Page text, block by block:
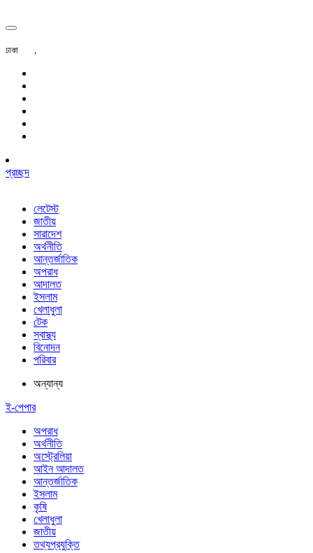
ঢাকা ,
প্রচ্ছদ
লেটেস্ট
জাতীয়
সারাদেশ
অর্থনীতি
আন্তর্জাতিক
অপরাধ
আদালত
ইসলাম
খেলাধুলা
টেক
স্বাস্থ্য
বিনোদন
পরিবার
অন্যান্য
ই-পেপার
অপরাধ
অর্থনীতি
অস্ট্রেলিয়া
আইন আদালত
আন্তর্জাতিক
ইসলাম
কৃষি
খেলাধুলা
জাতীয়
তথ্যপ্রযুক্তি